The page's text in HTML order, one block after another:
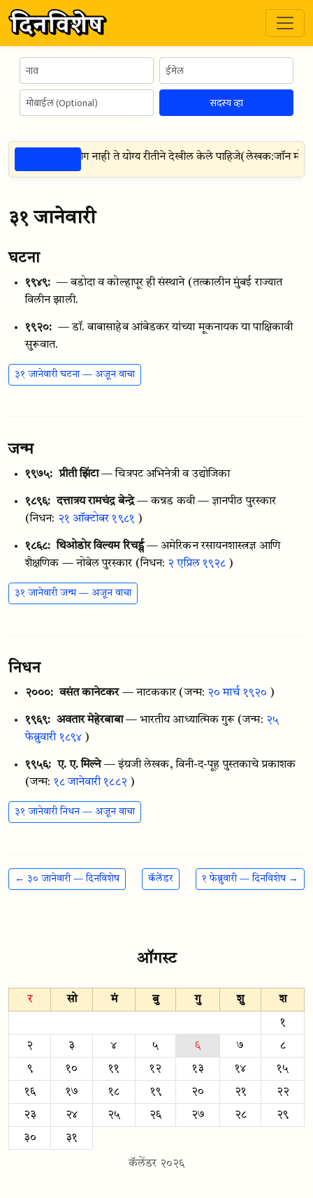
सदस्य व्हा
कृत्य करून उपयोग नाही ते योग्य रीतीने देखील केले पाहिजे(लेखक:जॉन मोरले
३१ जानेवारी
घटना
१९४९: — बडोदा व कोल्हापूर ही संस्थाने (तत्कालीन मुंबई राज्यात
विलीन झाली.
१९२०: — डॉ. बाबासाहेब आंबेडकर यांच्या मूकनायक या पाक्षिकावी
सुरूवात.
३१ जानेवारी घटना — अजून वाचा
जन्म
१९७५: प्रीती झिंटा — चित्रपट अभिनेत्री व उद्योजिका
१८९६: दत्तात्रय रामचंद्र बेन्द्रे — कन्नड कवी — ज्ञानपीठ पुरस्कार
(निधन: २१ ऑक्टोबर १९८१ )
१८६८: थिओडोर विल्यम रिचर्ड्स — अमेरिकन रसायनशास्त्रज्ञ आणि
शैक्षणिक — नोबेल पुरस्कार (निधन: २ एप्रिल १९२८ )
३१ जानेवारी जन्म — अजून वाचा
निधन
२०००: वसंत कानेटकर — नाटककार (जन्म: २० मार्च १९२० )
१९६९: अवतार मेहेरबाबा — भारतीय आध्यात्मिक गुरू (जन्म: २५
फेब्रुवारी १८९४)
१९५६: ए. ए. मिल्ने — इंग्रजी लेखक, विनी-द-पूह पुस्तकाचे प्रकाशक
(जन्म: १८ जानेवारी १८८२ )
३१ जानेवारी निधन — अजून वाचा
← ३० जानेवारी — दिनविशेष कॅलेंडर १ फेब्रुवारी — दिनविशेष →
ऑगस्ट
र सो मं बु गु शु श
१
२ ३ ४ ५ ६ ७ ८
९ १० ११ १२ १३ १४ १५
१६ १७ १८ १९ २० २१ २२
२३ २४ २५ २६ २७ २८ २९
३० ३१
कॅलेंडर २०२६